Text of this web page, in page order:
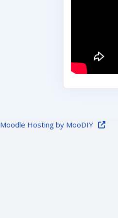
Moodle Hosting by MooDIY